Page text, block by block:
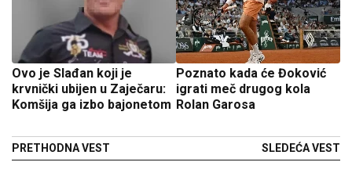
Ovo je Slađan koji je
krvnički ubijen u Zaječaru:
Komšija ga izbo bajonetom
PRETHODNA VEST
Poznato kada će Đoković
igrati meč drugog kola
Rolan Garosa
SLEDEĆA VEST